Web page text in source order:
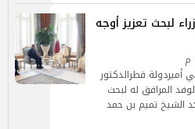
لبحث تعزيز أوجه
أميردولة قطرالدكتور
المرافق له لبحث
الشيخ تميم بن حمد